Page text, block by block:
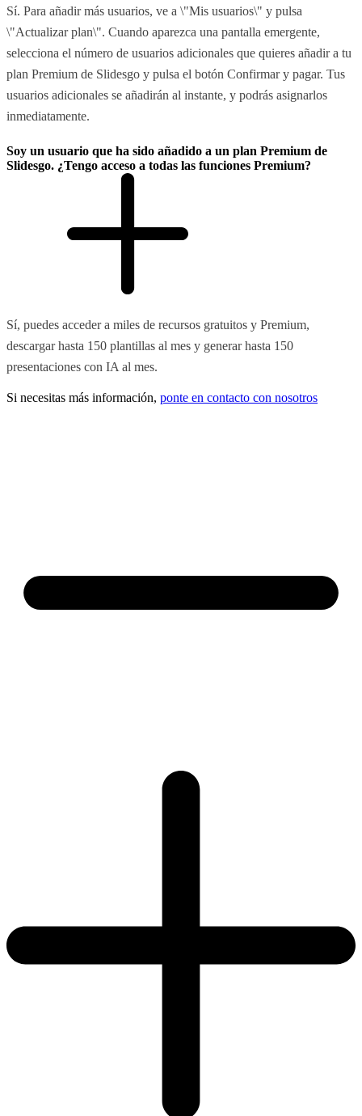
Sí. Para añadir más usuarios, ve a \"Mis usuarios\" y pulsa
\"Actualizar plan\". Cuando aparezca una pantalla emergente,
selecciona el número de usuarios adicionales que quieres añadir a tu
plan Premium de Slidesgo y pulsa el botón Confirmar y pagar. Tus
usuarios adicionales se añadirán al instante, y podrás asignarlos
inmediatamente.
Soy un usuario que ha sido añadido a un plan Premium de
Slidesgo. ¿Tengo acceso a todas las funciones Premium?
Sí, puedes acceder a miles de recursos gratuitos y Premium,
descargar hasta 150 plantillas al mes y generar hasta 150
presentaciones con IA al mes.
Si necesitas más información, ponte en contacto con nosotros